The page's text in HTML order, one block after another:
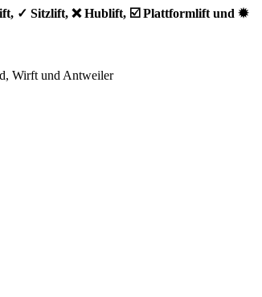
✓ Sitzlift, ❌ Hublift, ☑️ Plattformlift und ✹